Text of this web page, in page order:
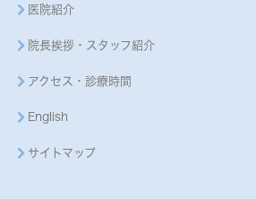
医院紹介
院長挨拶・スタッフ紹介
アクセス・診療時間
English
サイトマップ